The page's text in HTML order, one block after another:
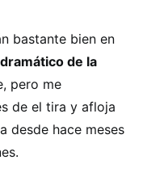
bastante bien en
de la
pero me
de el tira y afloja
desde hace meses